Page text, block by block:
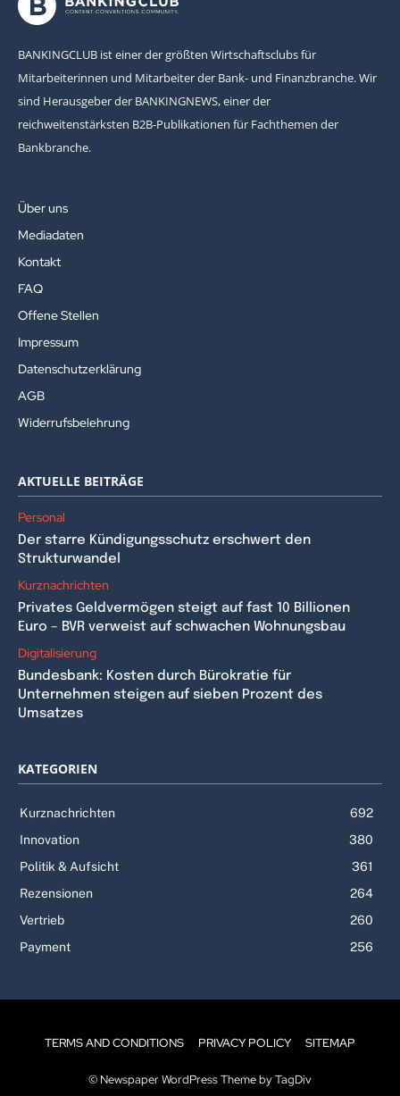
BANKINGCLUB ist einer der größten Wirtschaftsclubs für
Mitarbeiterinnen und Mitarbeiter der Bank- und Finanzbranche. Wir
sind Herausgeber der BANKINGNEWS, einer der
reichweitenstärksten B2B-Publikationen für Fachthemen der
Bankbranche.
Über uns
Mediadaten
Kontakt
FAQ
Offene Stellen
Impressum
Datenschutzerklärung
AGB
Widerrufsbelehrung
AKTUELLE BEITRÄGE
Personal
Der starre Kündigungsschutz erschwert den
Strukturwandel
Kurznachrichten
Privates Geldvermögen steigt auf fast 10 Billionen
Euro – BVR verweist auf schwachen Wohnungsbau
Digitalisierung
Bundesbank: Kosten durch Bürokratie für
Unternehmen steigen auf sieben Prozent des
Umsatzes
KATEGORIEN
Kurznachrichten
692
Innovation
380
Politik & Aufsicht
361
Rezensionen
264
Vertrieb
260
Payment
256
TERMS AND CONDITIONS PRIVACY POLICY SITEMAP
© Newspaper WordPress Theme by TagDiv